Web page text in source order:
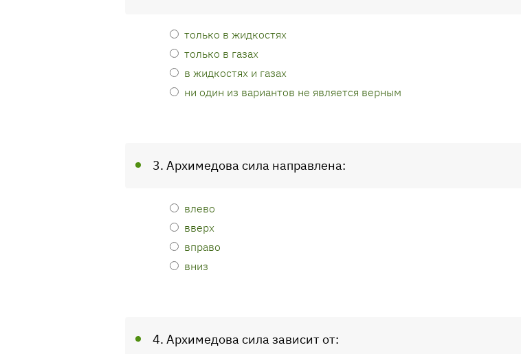
только в жидкостях
только в газах
в жидкостях и газах
ни один из вариантов не является верным
3. Архимедова сила направлена:
влево
вверх
вправо
вниз
4. Архимедова сила зависит от: